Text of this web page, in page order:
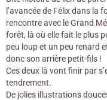
l’avancée de Félix dans la
rencontre avec le Grand
forêt, là où elle fait le plus
peu loup et un peu renard
donc son arrière petit-fils !
Ces deux là vont finir par
tendrement.
De jolies illustrations